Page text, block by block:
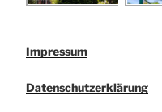
Impressum
Datenschutzerklärung